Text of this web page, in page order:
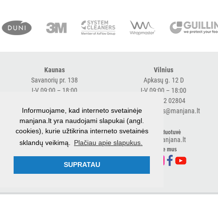
Kaunas
Savanorių pr. 138
I-V 09:00 – 18:00
expresskaunas@manjana.lt
Vilnius
Apkasų g. 12 D
I-V 09:00 – 18:00
+370 682 02804
expressvilnius@manjana.lt
Klaipėda
Baltijos pr. 26 B
+370 616 76501
expressklaipeda@manjana.lt
El. parduotuvė
shop.manjana.lt
Sekite mus
Informuojame, kad interneto svetainėje
manjana.lt yra naudojami slapukai (angl.
cookies), kurie užtikrina interneto svetainės
sklandų veikimą.
Plačiau apie slapukus.
SUPRATAU